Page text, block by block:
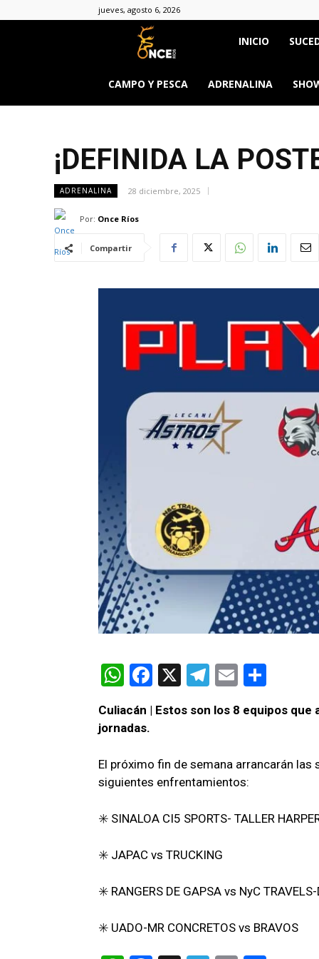
jueves, agosto 6, 2026
Once
Ríos
INICIO
CAMPO Y PESCA ADRENALINA
¡DEFINIDA LA
ADRENALINA 28 diciembre, 2025
Por: Once Ríos
Compartir
W
at
A
p
p
F
ce
o
o
k
X
T
e
a
m
E
ail m
ar
Culiacán | Estos son los 8 equipos
jornadas.
El próximo fin de semana arrancarán
siguientes enfrentamientos:
✳️ SINALOA CI5 SPORTS- TALLER
✳️ JAPAC vs TRUCKING
✳️ RANGERS DE GAPSA vs NyC
✳️ UADO-MR CONCRETOS vs BRAVOS